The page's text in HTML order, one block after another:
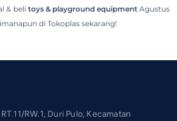
& beli toys & playground equipmentAgustus
di Tokoplas sekarang!
RW.1, Duri Pulo, Kecamatan